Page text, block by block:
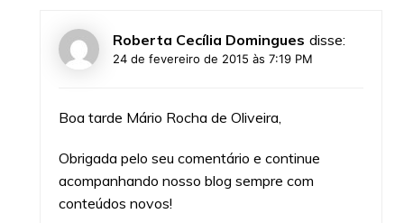
Roberta Cecília Domingues disse:
24 de fevereiro de 2015 às 7:19 PM
Boa tarde Mário Rocha de Oliveira,
Obrigada pelo seu comentário e continue
acompanhando nosso blog sempre com
conteúdos novos!